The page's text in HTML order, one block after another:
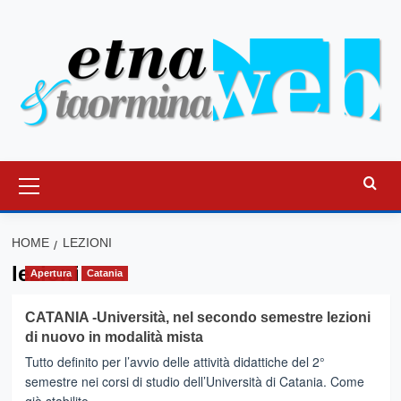
principale
HOME LEZIONI
lezioni
Apertura Catania
CATANIA -Università, nel secondo semestre lezioni
di nuovo in modalità mista
Tutto definito per l’avvio delle attività didattiche del 2°
semestre nei corsi di studio dell’Università di Catania. Come